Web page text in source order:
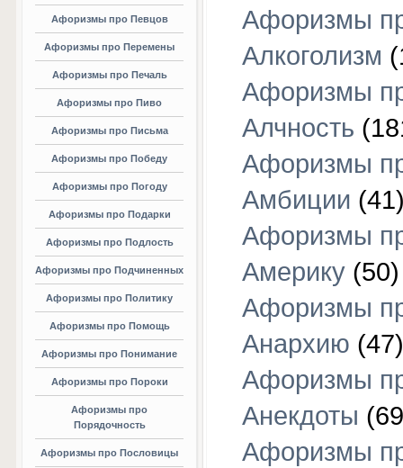
Афоризмы про Певцов
Афоризмы про Перемены
Афоризмы про Печаль
Афоризмы про Пиво
Афоризмы про Письма
Афоризмы про Победу
Афоризмы про Погоду
Афоризмы про Подарки
Афоризмы про Подлость
Афоризмы про Подчиненных
Афоризмы про Политику
Афоризмы про Помощь
Афоризмы про Понимание
Афоризмы про Пороки
Афоризмы про
Порядочность
Афоризмы про Пословицы
Афоризмы
Алкоголизм
Афоризмы
Алчность
Афоризмы
Амбиции
Афоризмы
Америку (50)
Афоризмы
Анархию (47)
Афоризмы
Анекдоты
Афоризмы